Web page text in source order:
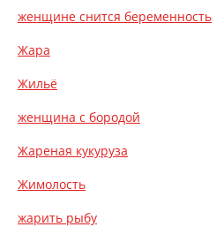
женщине снится беременность
Жара
Жильё
женщина с бородой
Жареная кукуруза
Жимолость
жарить рыбу